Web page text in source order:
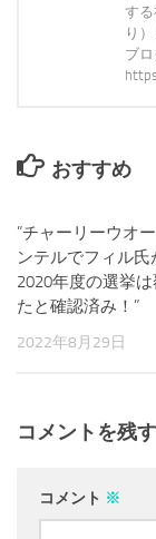
す
り
ブ
おすすめ
”チャーリーウオ
ンテルでフィル氏
2020年度の選挙
たと確認済み！”
2022年8月29日
コメントを残す
コメント ※